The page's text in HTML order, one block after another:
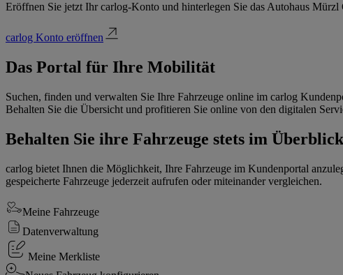
Eröffnen Sie jetzt Ihr carlog-Konto und hinterlegen Sie das Autohaus Mürzl
carlog Konto eröffnen
Das Portal für Ihre Mobilität
Suchen, finden und verwalten Sie Ihre Fahrzeuge online im carlog
Behalten Sie die Übersicht und profitieren Sie online von den digitalen
Behalten Sie ihre Fahrzeuge stets im
carlog bietet Ihnen die Möglichkeit, Ihre Fahrzeuge im Kundenportal
gespeicherte Fahrzeuge jederzeit aufrufen oder miteinander vergleichen.
Meine Fahrzeuge
Datenverwaltung
Meine Merkliste